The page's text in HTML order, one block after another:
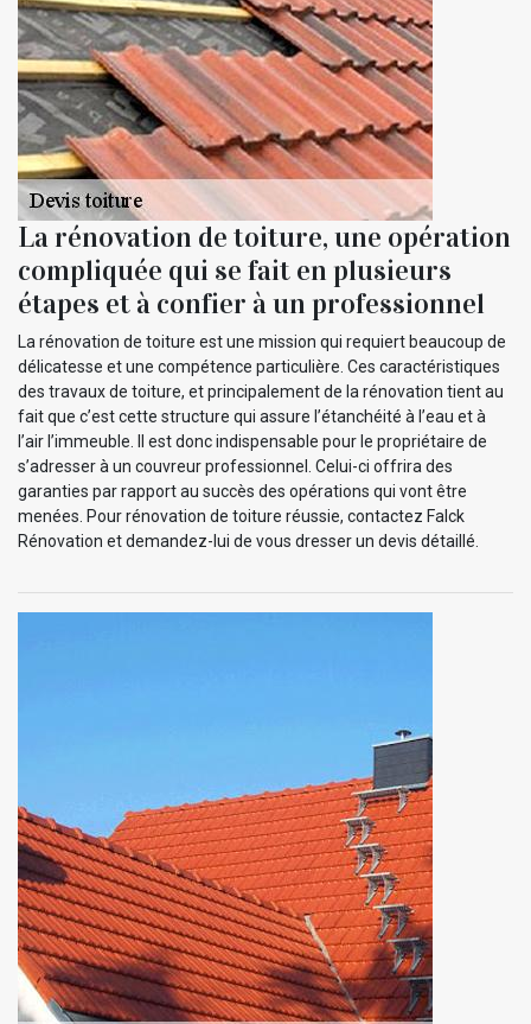
La rénovation de toiture, une opération
compliquée qui se fait en plusieurs
étapes et à confier à un professionnel
La rénovation de toiture est une mission qui requiert beaucoup de
délicatesse et une compétence particulière. Ces caractéristiques
des travaux de toiture, et principalement de la rénovation tient au
fait que c’est cette structure qui assure l’étanchéité à l’eau et à
l’air l’immeuble. Il est donc indispensable pour le propriétaire de
s’adresser à un couvreur professionnel. Celui-ci offrira des
garanties par rapport au succès des opérations qui vont être
menées. Pour rénovation de toiture réussie, contactez Falck
Rénovation et demandez-lui de vous dresser un devis détaillé.